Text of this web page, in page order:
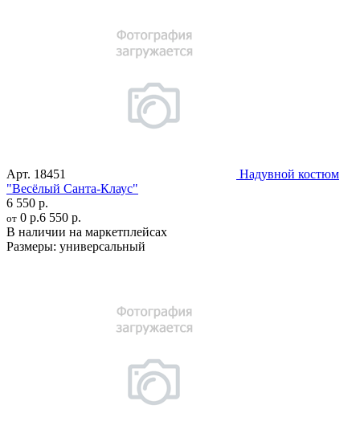
Арт. 18451
Надувной костюм
"Весёлый Санта-Клаус"
6 550 р.
от 0 р.6 550 р.
В наличии на маркетплейсах
Размеры: универсальный